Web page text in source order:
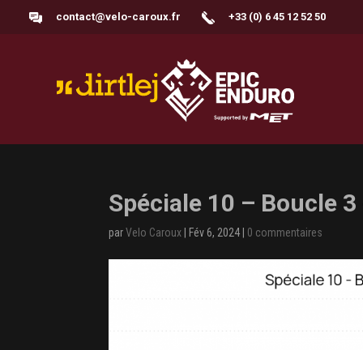
contact@velo-caroux.fr +33 (0) 6 45 12 52 50
Spéciale 10 – Boucle
parVelo Caroux Fév 6, 2024 0 commentaires